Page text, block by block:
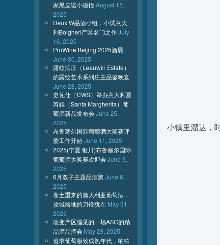
小镇里溜达，
家黑皮诺小碰撞August 15,
2025
Deux W品酒小组，小试意大
利Bolgheri产区名门之作July
16, 2025
ProWine Beijing 2025酒展
June 30, 2025
露纹酒庄（Leeuwin Estate）
的露纹艺术系列庄主品鉴晚宴
June 28, 2025
史瓦仕（CWS）举办意大利夏
芮妲（Santa Margherita）葡
萄酒新品发布会June 25,
2025
布鲁塞尔国际葡萄酒大奖赛评
委工作开始June 11, 2025
2025(宁夏.银川)布鲁塞尔国际
葡萄酒大奖赛欢迎会June 9,
2025
6月双子主题品酒聚 June 6,
2025
卷土重来的澳大利亚葡萄酒，
攻城略地的刀锋犹在 May 31,
2025
改变产区偏见的一场ASC的精
品酒品酒会 May 28, 2025
追求葡萄极致成熟年代，纳帕